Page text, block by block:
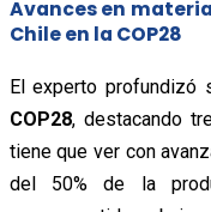
Avances en
Chile en la COP28
El experto profundizó
COP28, destacando
tiene que ver con
del 50% de la